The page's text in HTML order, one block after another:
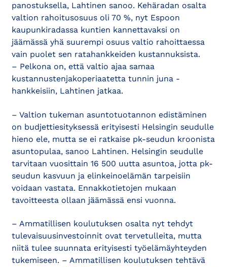
panostuksella, Lahtinen sanoo. Kehäradan osalta
valtion rahoitusosuus oli 70 %, nyt Espoon
kaupunkiradassa kuntien kannettavaksi on
jäämässä yhä suurempi osuus valtio rahoittaessa
vain puolet sen ratahankkeiden kustannuksista.
– Pelkona on, että valtio ajaa samaa
kustannustenjakoperiaatetta tunnin juna -
hankkeisiin, Lahtinen jatkaa.
– Valtion tukeman asuntotuotannon edistäminen
on budjettiesityksessä erityisesti Helsingin seudulle
hieno ele, mutta se ei ratkaise pk-seudun kroonista
asuntopulaa, sanoo Lahtinen. Helsingin seudulle
tarvitaan vuosittain 16 500 uutta asuntoa, jotta pk-
seudun kasvuun ja elinkeinoelämän tarpeisiin
voidaan vastata. Ennakkotietojen mukaan
tavoitteesta ollaan jäämässä ensi vuonna.
– Ammatillisen koulutuksen osalta nyt tehdyt
tulevaisuusinvestoinnit ovat tervetulleita, mutta
niitä tulee suunnata erityisesti työelämäyhteyden
tukemiseen. – Ammatillisen koulutuksen tehtävä